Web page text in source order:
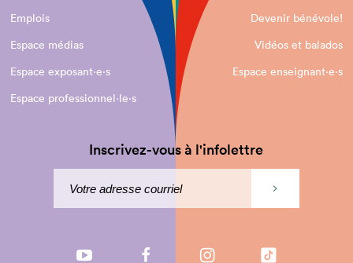
Emplois
Devenir bénévole!
Espace médias
Vidéos et balados
Espace exposant·e⋅s
Espace enseignant·e⋅s
Espace professionnel·le⋅s
Inscrivez-vous à l'infolettre